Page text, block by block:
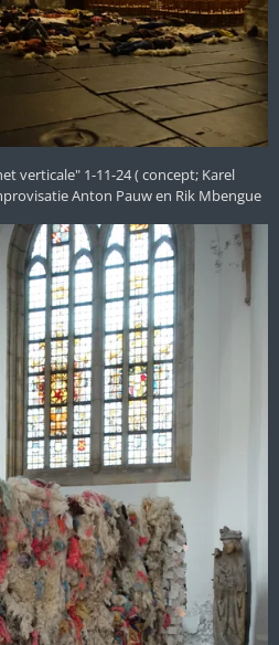
verticale" 1-11-24 ( concept; Karel
Anton Pauw en Rik Mbengue